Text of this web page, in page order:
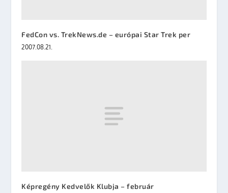
FedCon vs. TrekNews.de – európai Star Trek per
2007.08.21.
Képregény Kedvelők Klubja – február